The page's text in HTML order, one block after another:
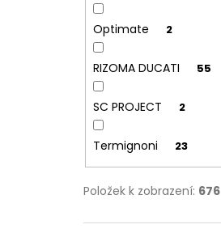
Optimate 2
RIZOMA DUCATI 55
SC PROJECT 2
Termignoni 23
Položek k zobrazení: 676